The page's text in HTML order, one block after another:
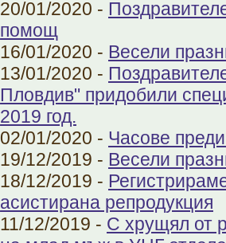
20/01/2020 -
помощ
16/01/2020 - Весели
13/01/2020 -
Пловдив" придобили
2019 год.
02/01/2020 - Часове
19/12/2019 - Весели
18/12/2019 -
aсистирана репродукция
11/12/2019 - С хрущял от